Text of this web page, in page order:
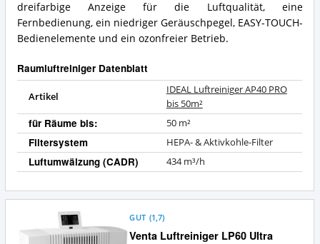
dreifarbige Anzeige für die Luftqualität, eine
Fernbedienung, ein niedriger Geräuschpegel, EASY-TOUCH-
Bedienelemente und ein ozonfreier Betrieb.
Raumluftreiniger Datenblatt
Artikel
IDEAL Luftreiniger AP40 PRO
bis 50m²
für Räume bis: 50 m²
Filtersystem HEPA- & Aktivkohle-Filter
Luftumwälzung (CADR) 434 m³/h
Venta Luftreiniger LP60 Ultra
GUT (1,7)